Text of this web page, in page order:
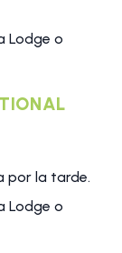
Lodge o
por la tarde.
Lodge o